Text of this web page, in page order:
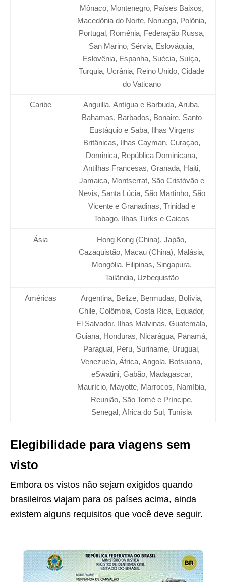
Mônaco, Montenegro, Países Baixos,
Macedônia do Norte, Noruega, Polônia,
Portugal, Romênia, Federação Russa,
San Marino, Sérvia, Eslováquia,
Eslovênia, Espanha, Suécia, Suíça,
Turquia, Ucrânia, Reino Unido, Cidade
do Vaticano
Caribe
Anguilla, Antígua e Barbuda, Aruba,
Bahamas, Barbados, Bonaire, Santo
Eustáquio e Saba, Ilhas Virgens
Britânicas, Ilhas Cayman, Curaçao,
Dominica, República Dominicana,
Antilhas Francesas, Granada, Haiti,
Jamaica, Montserrat, São Cristóvão e
Nevis, Santa Lúcia, São Martinho, São
Vicente e Granadinas, Trinidad e
Tobago, Ilhas Turks e Caicos
Ásia
Hong Kong (China), Japão,
Cazaquistão, Macau (China), Malásia,
Mongólia, Filipinas, Singapura,
Tailândia, Uzbequistão
Américas
Argentina, Belize, Bermudas, Bolívia,
Chile, Colômbia, Costa Rica, Equador,
El Salvador, Ilhas Malvinas, Guatemala,
Guiana, Honduras, Nicarágua, Panamá,
Paraguai, Peru, Suriname, Uruguai,
Venezuela, África, Angola, Botsuana,
eSwatini, Gabão, Madagascar,
Maurício, Mayotte, Marrocos, Namíbia,
Reunião, São Tomé e Príncipe,
Senegal, África do Sul, Tunísia
Elegibilidade para viagens sem
visto
Embora os vistos não sejam exigidos quando
brasileiros viajam para os países acima, ainda
existem alguns requisitos que você deve seguir.